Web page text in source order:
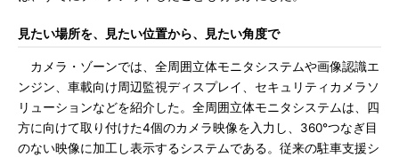
見たい場所を、見たい位置から、見たい角度で
カメラ・ゾーンでは、全周囲立体モニタシステムや画像認識エ
ンジン、車載向け周辺監視ディスプレイ、セキュリティカメラソ
リューションなどを紹介した。全周囲立体モニタシステムは、四
方に向けて取り付けた4個のカメラ映像を入力し、360°つなぎ目
のない映像に加工し表示するシステムである。従来の駐車支援シ